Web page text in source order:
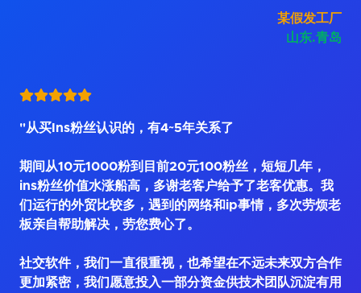
某假发工厂
山东.青岛
"从买Ins粉丝认识的，有4~5年关系了
期间从10元1000粉到目前20元100粉丝，短短几年，
ins粉丝价值水涨船高，多谢老客户给予了老客优惠。我
们运行的外贸比较多，遇到的网络和ip事情，多次劳烦老
板亲自帮助解决，劳您费心了。
社交软件，我们一直很重视，也希望在不远未来双方合作
更加紧密，我们愿意投入一部分资金供技术团队沉淀有用